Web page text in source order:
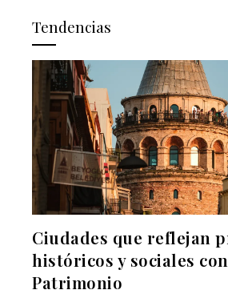
Tendencias
Ciudades que reflejan
históricos y sociales
Patrimonio